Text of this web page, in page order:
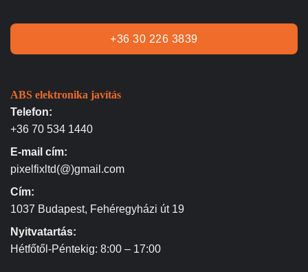
+36 30 226 3839
ABS elektronika javítás
Telefon:
+36 70 534 1440
E-mail cím:
pixelfixltd(@)gmail.com
Cím:
1037 Budapest, Fehéregyházi út 19
Nyitvatartás:
Hétfőtől-Péntekig: 8:00 – 17:00